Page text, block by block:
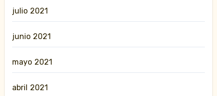
julio 2021
junio 2021
mayo 2021
abril 2021